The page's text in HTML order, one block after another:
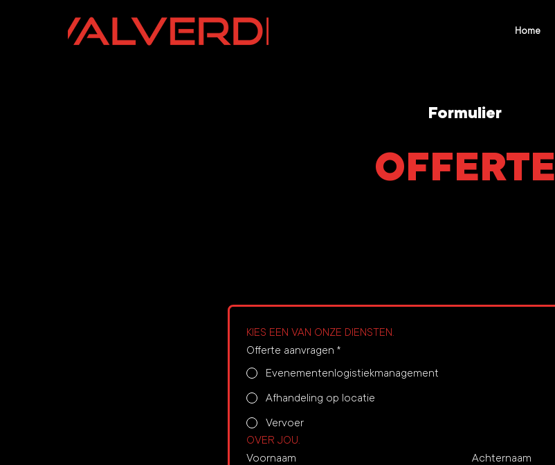
Home
Formulier
OFFERTE
KIES EEN VAN ONZE DIENSTEN.
Offerte aanvragen *
Evenementenlogistiekmanagement
Afhandeling op locatie
Vervoer
OVER JOU.
Voornaam
Achternaam